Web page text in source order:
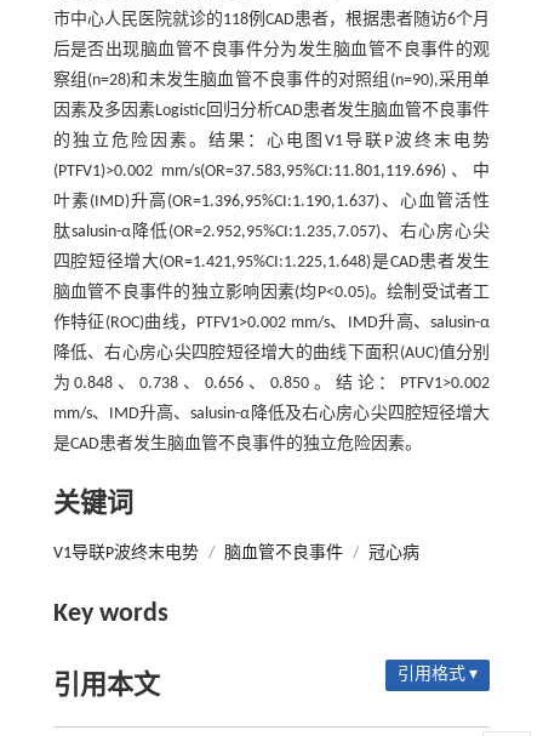
市中心人民医院就诊的118例CAD患者，根据患者随访6个月
后是否出现脑血管不良事件分为发生脑血管不良事件的观
察组(n=28)和未发生脑血管不良事件的对照组(n=90),采用单
因素及多因素Logistic回归分析CAD患者发生脑血管不良事件
的独立危险因素。结果：心电图V1导联P波终末电势
(PTFV1)>0.002 mm/s(OR=37.583,95%CI:11.801,119.696)、中
叶素(IMD)升高(OR=1.396,95%CI:1.190,1.637)、心血管活性
肽salusin-α降低(OR=2.952,95%CI:1.235,7.057)、右心房心尖
四腔短径增大(OR=1.421,95%CI:1.225,1.648)是CAD患者发生
脑血管不良事件的独立影响因素(均P<0.05)。绘制受试者工
作特征(ROC)曲线，PTFV1>0.002 mm/s、IMD升高、salusin-α
降低、右心房心尖四腔短径增大的曲线下面积(AUC)值分别
为0.848、0.738、0.656、0.850。结论：PTFV1>0.002
mm/s、IMD升高、salusin-α降低及右心房心尖四腔短径增大
是CAD患者发生脑血管不良事件的独立危险因素。
关键词
V1导联P波终末电势 / 脑血管不良事件 / 冠心病
Key words
引用本文 引用格式 ▾